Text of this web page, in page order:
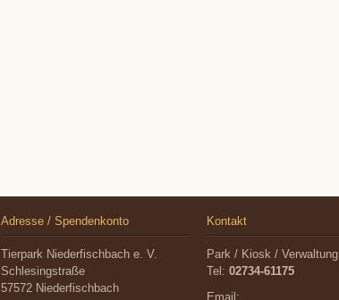
Adresse / Spendenkonto
Tierpark Niederfischbach e. V.
Schlesingstraße
57572 Niederfischbach
Kontakt
Park / Kiosk / Verwaltung
Tel: 02734-61175
Email: